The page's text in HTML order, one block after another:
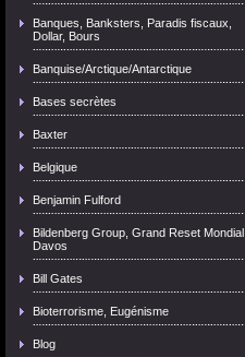
Banques, Banksters, Paradis fiscaux,
Dollar, Bours
Banquise/Arctique/Antarctique
Bases secrètes
Baxter
Belgique
Benjamin Fulford
Bildenberg Group, Grand Reset Mondial,
Davos
Bill Gates
Bioterrorisme, Eugénisme
Blog